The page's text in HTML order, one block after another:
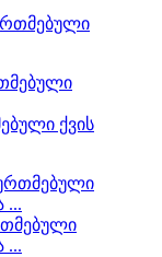
ქვის
...